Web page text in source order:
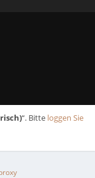
“. Bitte loggen Sie